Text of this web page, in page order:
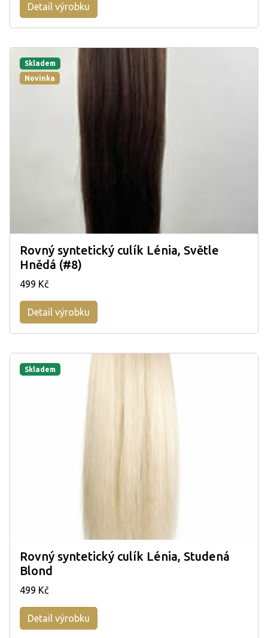
Detail výrobku
Skladem
Novinka
Rovný syntetický culík Lénia, Světle
Hnědá (#8)
499 Kč
Detail výrobku
Skladem
Rovný syntetický culík Lénia, Studená
Blond
499 Kč
Detail výrobku